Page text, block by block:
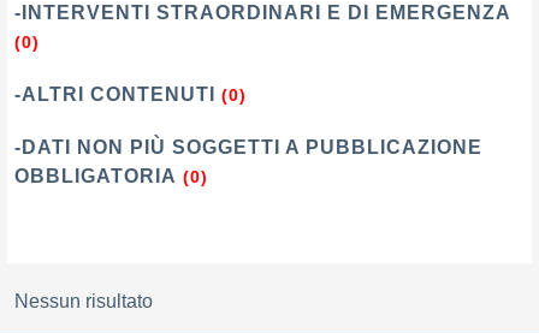
-INTERVENTI STRAORDINARI E DI EMERGENZA
(0)
-ALTRI CONTENUTI (0)
-DATI NON PIÙ SOGGETTI A PUBBLICAZIONE
OBBLIGATORIA (0)
Nessun risultato